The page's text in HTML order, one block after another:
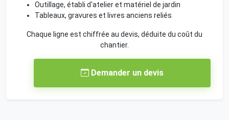
Outillage, établi d'atelier et matériel de jardin
Tableaux, gravures et livres anciens reliés
Chaque ligne est chiffrée au devis, déduite du coût du
chantier.
Demander un devis